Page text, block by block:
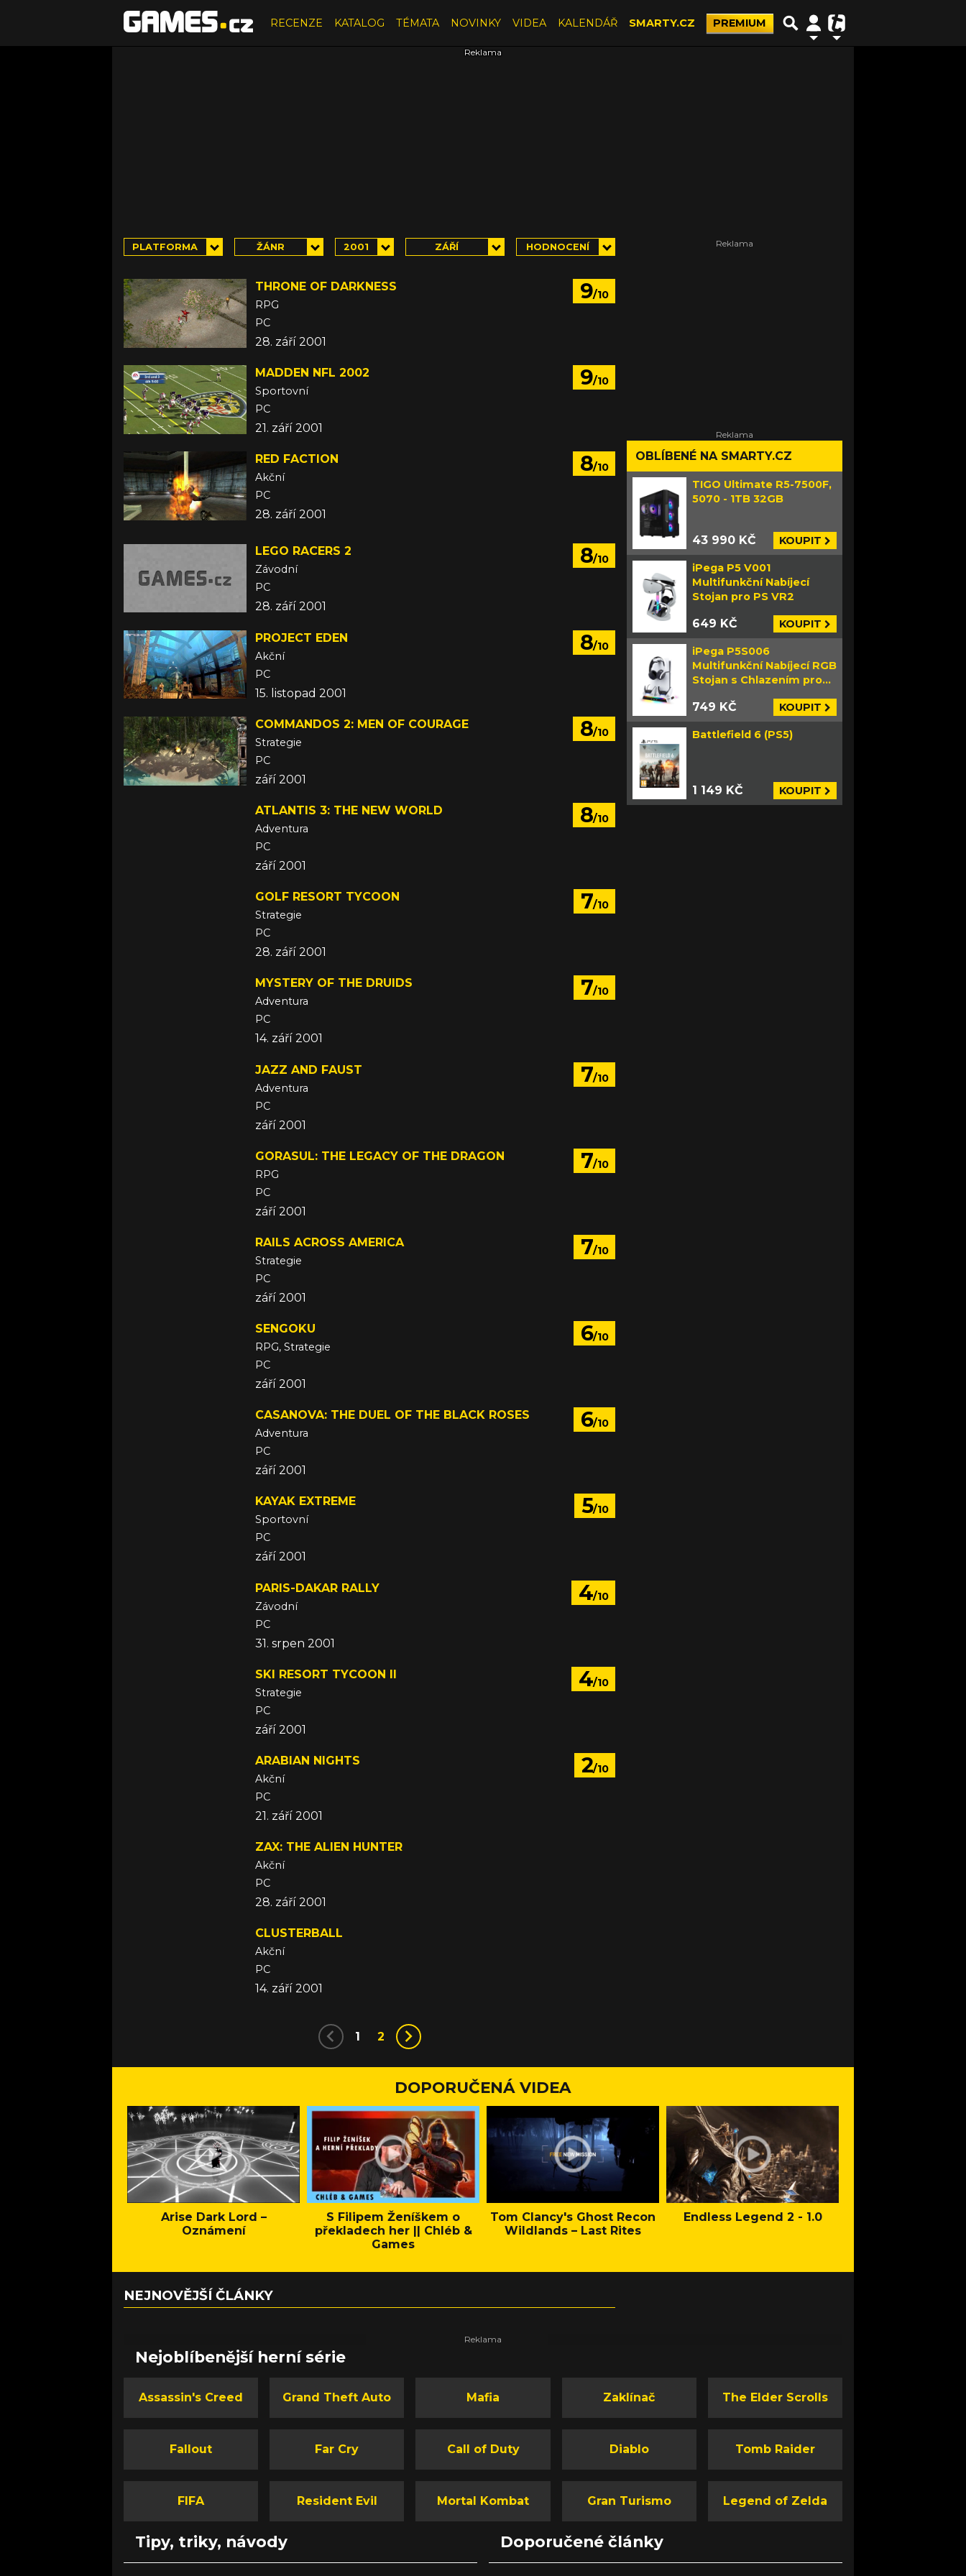
RECENZE KATALOG TÉMATA NOVINKY VIDEA KALENDÁŘ SMARTY.CZ PREMIUM
PLATFORMA ŽÁNR 2001 ZÁŘÍ HODNOCENÍ
9/10
THRONE OF DARKNESS
RPG
PC
28. září 2001
9/10
MADDEN NFL 2002
Sportovní
PC
21. září 2001
8/10
RED FACTION
Akční
PC
28. září 2001
8/10
LEGO RACERS 2
Závodní
PC
28. září 2001
8/10
PROJECT EDEN
Akční
PC
15. listopad 2001
8/10
COMMANDOS 2: MEN OF COURAGE
Strategie
PC
září 2001
8/10
ATLANTIS 3: THE NEW WORLD
Adventura
PC
září 2001
7/10
GOLF RESORT TYCOON
Strategie
PC
28. září 2001
7/10
MYSTERY OF THE DRUIDS
Adventura
PC
14. září 2001
7/10
JAZZ AND FAUST
Adventura
PC
září 2001
7/10
GORASUL: THE LEGACY OF THE DRAGON
RPG
PC
září 2001
7/10
RAILS ACROSS AMERICA
Strategie
PC
září 2001
6/10
SENGOKU
RPG, Strategie
PC
září 2001
6/10
CASANOVA: THE DUEL OF THE BLACK ROSES
Adventura
PC
září 2001
5/10
KAYAK EXTREME
Sportovní
PC
září 2001
4/10
PARIS-DAKAR RALLY
Závodní
PC
31. srpen 2001
4/10
SKI RESORT TYCOON II
Strategie
PC
září 2001
2/10
ARABIAN NIGHTS
Akční
PC
21. září 2001
ZAX: THE ALIEN HUNTER
Akční
PC
28. září 2001
CLUSTERBALL
Akční
PC
14. září 2001
1 2
OBLÍBENÉ NA SMARTY.CZ
TIGO Ultimate R5-7500F,
5070 - 1TB 32GB
43 990 KČ KOUPIT
iPega P5 V001
Multifunkční Nabíjecí
Stojan pro PS VR2
649 KČ KOUPIT
iPega P5S006
Multifunkční Nabíjecí RGB
Stojan s Chlazením pro
749 KČ KOUPIT
Battlefield 6 (PS5)
1 149 KČ KOUPIT
DOPORUČENÁ VIDEA
Arise Dark Lord –
Oznámení
S Filipem Ženíškem o
překladech her || Chléb &
Games
Tom Clancy's Ghost Recon
Wildlands – Last Rites
Endless Legend 2 - 1.0
NEJNOVĚJŠÍ ČLÁNKY
Nejoblíbenější herní série
Assassin's Creed Grand Theft Auto Mafia Zaklínač The Elder Scrolls
Fallout Far Cry Call of Duty Diablo Tomb Raider
FIFA Resident Evil Mortal Kombat Gran Turismo Legend of Zelda
Tipy, triky, návody Doporučené články